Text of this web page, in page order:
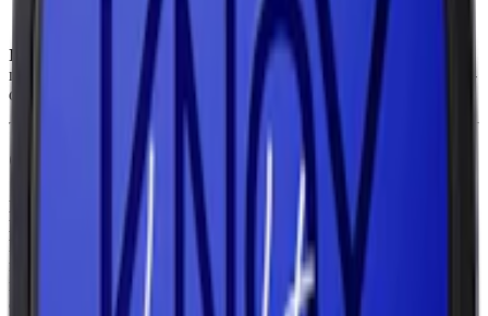
/ svartvinbär
lakrits
Ingredienser:
vatten, salt, tobak, surhetsreglerande medel (E500,
natriumkarbonater), fuktighetsbevarande medel (E1520, propan-1,2-
diol) samt aromer.
Om Knox Karaktär Purple
Knox Karaktär Purple har en robust och välbalanserad smak av
lakrits och svarta vinbär. Snuset från Knox och Skruf Snus AB
kommer i fullstora originalportioner, var och en med standard
nikotinstyrka. En grund av tobak ger en djup och jordnära bas,
medan införandet av lakrits och svartvinbär tillför en söt, kryddig
och fruktig ton.